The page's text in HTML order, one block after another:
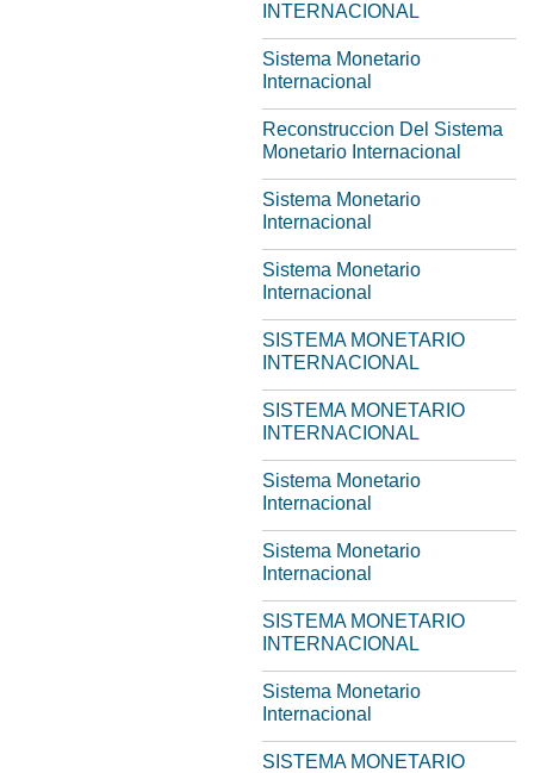
INTERNACIONAL
Sistema Monetario
Internacional
Reconstruccion Del Sistema
Monetario Internacional
Sistema Monetario
Internacional
Sistema Monetario
Internacional
SISTEMA MONETARIO
INTERNACIONAL
SISTEMA MONETARIO
INTERNACIONAL
Sistema Monetario
Internacional
Sistema Monetario
Internacional
SISTEMA MONETARIO
INTERNACIONAL
Sistema Monetario
Internacional
SISTEMA MONETARIO